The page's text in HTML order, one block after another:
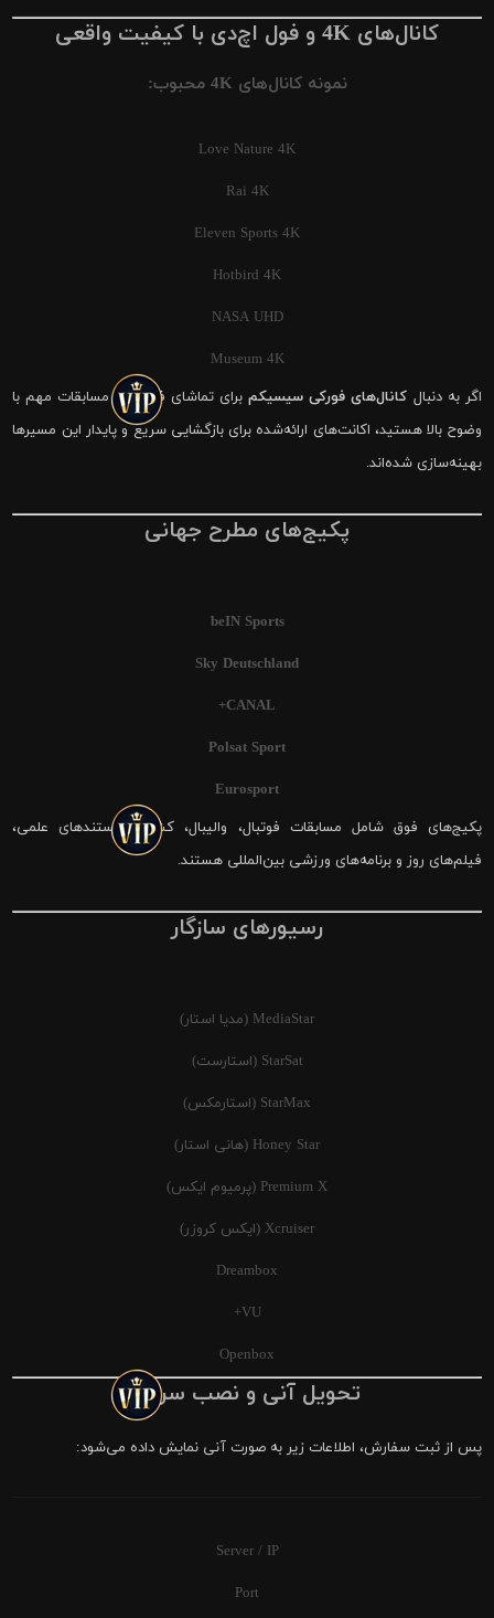
کانال‌های 4K و فول اچ‌دی با کیفیت واقعی
نمونه کانال‌های 4K محبوب:
Love Nature 4K
Rai 4K
Eleven Sports 4K
Hotbird 4K
NASA UHD
Museum 4K
اگر به دنبال کانال‌های فورکی سیسیکمبرای تماشای فوتبال و مسابقات مهم با
وضوح بالا هستید، اکانت‌های ارائه‌شده برای بازگشایی سریع و پایدار این مسیرها
بهینه‌سازی شده‌اند.
پکیج‌های مطرح جهانی
beIN Sports
Sky Deutschland
CANAL+
Polsat Sport
Eurosport
پکیج‌های فوق شامل مسابقات فوتبال، والیبال، کشتی، مستندهای علمی،
فیلم‌های روز و برنامه‌های ورزشی بین‌المللی هستند.
رسیورهای سازگار
MediaStar (مدیا استار)
StarSat (استارست)
StarMax (استارمکس)
Honey Star (هانی استار)
Premium X (پرمیوم ایکس)
Xcruiser (ایکس کروزر)
Dreambox
VU+
Openbox
تحویل آنی و نصب سریع
پس از ثبت سفارش، اطلاعات زیر به صورت آنی نمایش داده می‌شود:
Server / IP
Port